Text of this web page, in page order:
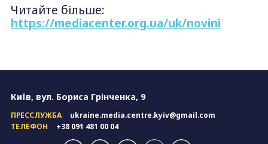
Читайте більше:
https://mediacenter.org.ua/uk/novini
Київ, вул. Бориса Грінченка, 9
ПРЕССЛУЖБА
ukraine.media.centre.kyiv@gmail.com
ТЕЛЕФОН
+38 091 481 00 04